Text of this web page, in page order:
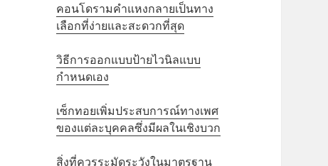
คอนโดรามคำแหงกลายเป็นทาง
เลือกที่ง่ายและสะดวกที่สุด
วิธีการออกแบบป้ายไวนิลแบบ
กำหนดเอง
เซ็กทอยเพิ่มประสบการณ์ทางเพศ
ของแต่ละบุคคลซึ่งมีผลในเชิงบวก
สิ่งที่ควรระมัดระวังในมาตรฐาน